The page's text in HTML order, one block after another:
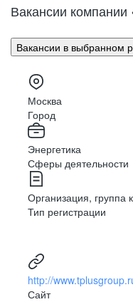
Вакансии
Вакансии в выбранном
Москва
Город
Энергетика
Сферы деятельности
Организация, группа
Тип регистрации
http://
Сайт